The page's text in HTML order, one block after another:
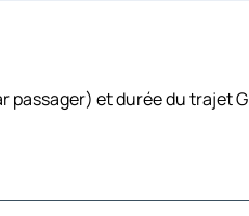
et durée du trajet